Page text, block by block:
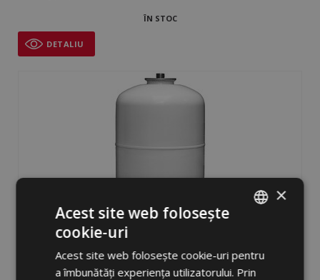
ÎN STOC
DETALIU
Vas de expansiune HW025
ENGLISH
×
Acest site web folosește
cookie-uri
Acest site web folosește cookie-uri pentru
a îmbunătăți experiența utilizatorului. Prin